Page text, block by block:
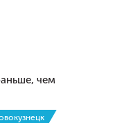
чем